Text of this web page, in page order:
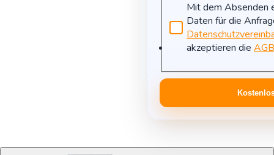
Mit dem Absenden
Daten für die
akzeptieren die AGB